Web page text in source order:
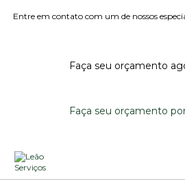
Entre em contato com um de nossos
Faça seu orçamento
Faça seu orçamento